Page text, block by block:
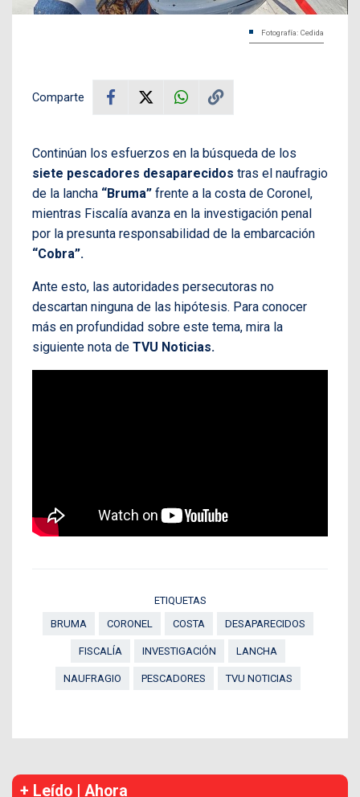
Fotografía: Cedida
Comparte
Continúan los esfuerzos en la búsqueda de los
siete pescadores desaparecidos tras el naufragio
de la lancha “Bruma” frente a la costa de Coronel,
mientras Fiscalía avanza en la investigación penal
por la presunta responsabilidad de la embarcación
“Cobra”.
Ante esto, las autoridades persecutoras no
descartan ninguna de las hipótesis. Para conocer
más en profundidad sobre este tema, mira la
siguiente nota de TVU Noticias.
ETIQUETAS
BRUMA
CORONEL COSTA DESAPARECIDOS
FISCALÍA INVESTIGACIÓN LANCHA
NAUFRAGIO PESCADORES TVU NOTICIAS
+ Leído | Ahora